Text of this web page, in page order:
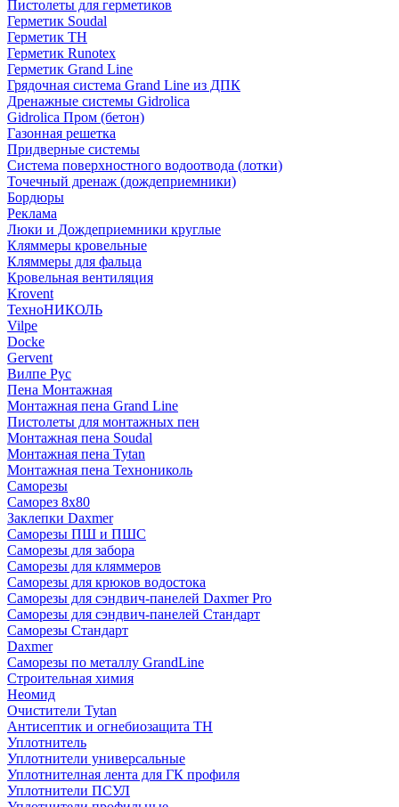
Пистолеты для герметиков
Герметик Soudal
Герметик ТН
Герметик Runotex
Герметик Grand Line
Грядочная система Grand Line из ДПК
Дренажные системы Gidrolica
Gidrolica Пром (бетон)
Газонная решетка
Придверные системы
Система поверхностного водоотвода (лотки)
Точечный дренаж (дождеприемники)
Бордюры
Рекламa
Люки и Дождеприемники круглые
Кляммеры кровельные
Кляммеры для фальца
Кровельная вентиляция
Krovent
ТехноНИКОЛЬ
Vilpe
Docke
Gervent
Вилпе Рус
Пена Монтажнaя
Монтажная пена Grand Linе
Пистолеты для монтажных пен
Монтажная пена Soudal
Монтажная пена Tytan
Монтажная пена Технониколь
Саморезы
Саморез 8х80
Заклепки Daxmer
Саморезы ПШ и ПШС
Саморезы для забора
Саморезы для кляммеров
Саморезы для крюков водостока
Саморезы для сэндвич-панелей Daxmer Pro
Саморезы для сэндвич-панелей Стандарт
Саморезы Стандарт
Daxmer
Саморезы по металлу GrandLine
Строительная химия
Неомид
Очистители Tytan
Антисептик и огнебиозащита ТН
Уплотнитель
Уплотнители универсальные
Уплотнителная лента для ГК профиля
Уплотнители ПСУЛ